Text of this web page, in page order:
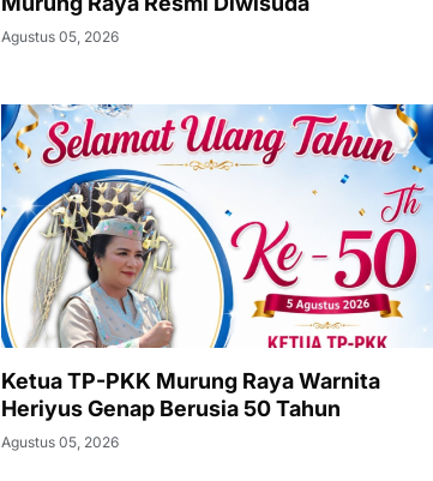
Agustus 05, 2026
Ketua TP-PKK Murung Raya Warnita
Heriyus Genap Berusia 50 Tahun
Agustus 05, 2026